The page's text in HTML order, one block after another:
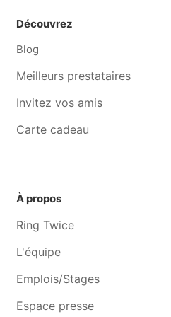
Graphiste Souvret
Graphiste Gerpinnes
Découvrez
Blog
Meilleurs prestataires
Invitez vos amis
Carte cadeau
À propos
Ring Twice
L'équipe
Emplois/Stages
Espace presse